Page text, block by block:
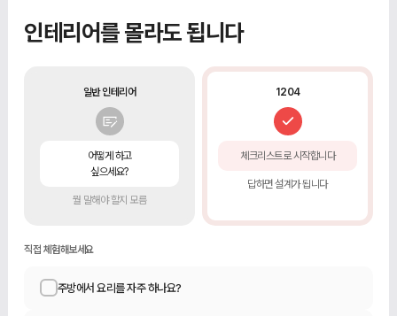
인테리어를 몰라도 됩니다
일반 인테리어
어떻게 하고
싶으세요?
뭘 말해야 할지 모름
1204
체크리스트로 시작합니다
답하면 설계가 됩니다
직접 체험해보세요
주방에서 요리를 자주 하나요?